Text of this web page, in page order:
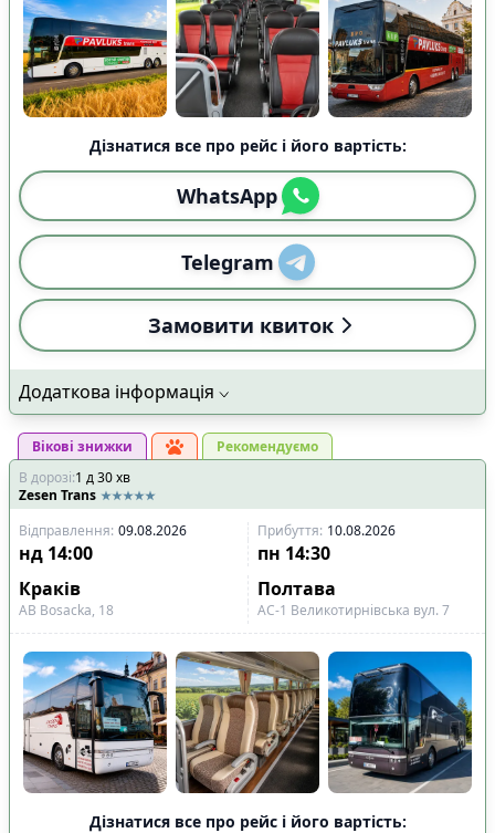
Дізнатися все про рейс і його вартість:
WhatsApp
Telegram
Замовити квиток
Додаткова інформація
Вікові знижки
Рекомендуємо
В дорозі:1 д30хв
Zesen Trans
Відправлення: 09.08.2026 Прибуття: 10.08.2026
нд 14:00 пн 14:30
Краків
Полтава
АВ Bosacka, 18 АС-1 Великотирнівська вул. 7
Дізнатися все про рейс і його вартість: